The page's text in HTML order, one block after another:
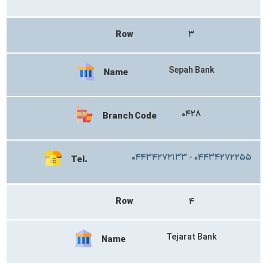
Row ۳
Name Sepah Bank
Branch Code ۰۴۲۸
Tel. ۰۴۴۳۴۲۷۲۱۳۳ - ۰۴۴۳۴۲۷۲۲۵۵
Row ۴
Name Tejarat Bank